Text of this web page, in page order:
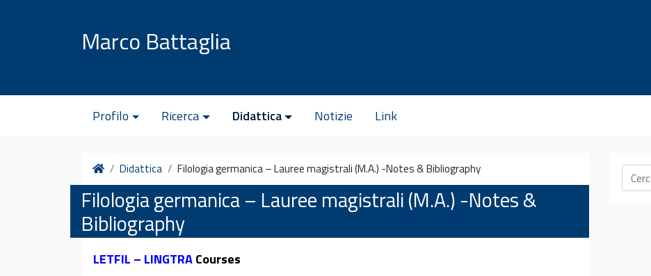
Marco Battaglia
Profilo Ricerca Didattica Notizie Link
HomeDidattica Filologia germanica – Lauree magistrali (M.A.) -Notes & Bibliography
Filologia germanica – Lauree magistrali (M.A.) -Notes &
Bibliography
LETFIL – LINGTRACourses
Cerca